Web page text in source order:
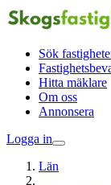
Sök
Hitta mäklare
Om oss
Annonsera
Logga in
Län